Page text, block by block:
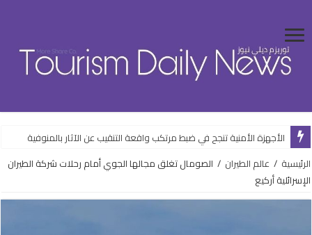
الأجهزة الأمنية تنجح في ضبط مرتكب واقعة التنقيب عن الآثار بالمنوفية
الرئيسية / عالم الطيران / الصومال تغلق مجالها الجوي أمام رحلات شركة الطيران
الإسرائلية أركيع